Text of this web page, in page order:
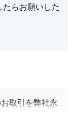
らお願いした
取引を弊社永